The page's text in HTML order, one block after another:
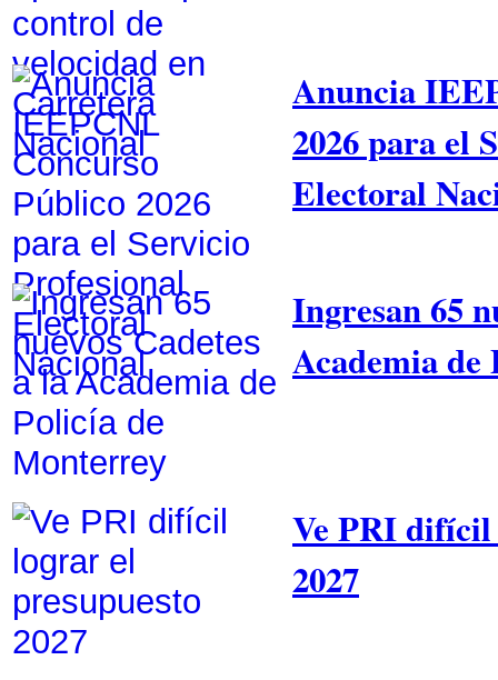
Anuncia
2026 para el
Electoral
Ingresan 65
Academia
Ve PRI
2027